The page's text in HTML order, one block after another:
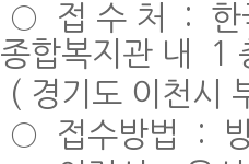
○
접 수 처 :
한
종합복지관 내
1
( 경기도 이천시
○
접수방법 :